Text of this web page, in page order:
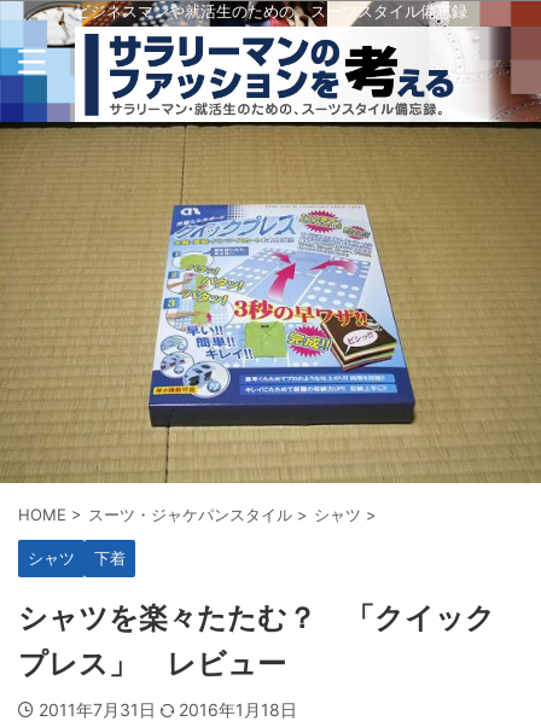
ビジネスマンや就活生のための、スーツスタイル備忘録
HOME > スーツ・ジャケパンスタイル > シャツ >
シャツ 下着
シャツを楽々たたむ？ 「クイック
プレス」 レビュー
2011年7月31日 2016年1月18日